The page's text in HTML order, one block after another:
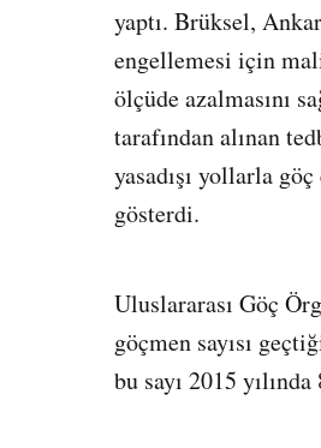
yaptı. Brüksel,
engellemesi için
ölçüde azalmasını
tarafından alınan
yasadışı yollarla
gösterdi.
Uluslararası Göç
göçmen sayısı
bu sayı 2015